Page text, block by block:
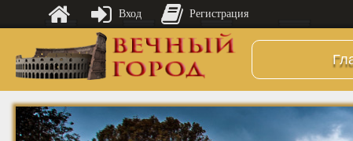
Вход Регистрация